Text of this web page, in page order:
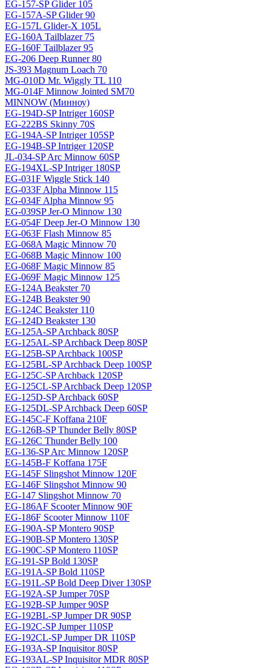
EG-157-SP Glider 105
EG-157A-SP Glider 90
EG-157L Glider-X 105L
EG-160A Tailblazer 75
EG-160F Tailblazer 95
EG-206 Deep Runner 80
JS-393 Magnum Loach 70
MG-010D Mr. Wiggly TL 110
MG-014F Minnow Jointed SM70
MINNOW (Минноу)
EG-194D-SP Intriger 160SP
EG-222BS Skinny 70S
EG-194A-SP Intriger 105SP
EG-194B-SP Intriger 120SP
JL-034-SP Arc Minnow 60SP
EG-194XL-SP Intriger 180SP
EG-031F Wiggle Stick 140
EG-033F Alpha Minnow 115
EG-034F Alpha Minnow 95
EG-039SP Jer-O Minnow 130
EG-054F Deep Jer-O Minnow 130
EG-063F Flash Minnow 85
EG-068A Magic Minnow 70
EG-068B Magic Minnow 100
EG-068F Magic Minnow 85
EG-069F Magiс Minnow 125
EG-124A Beakster 70
EG-124B Beakster 90
EG-124C Beakster 110
EG-124D Beakster 130
EG-125A-SP Archback 80SP
EG-125AL-SP Archback Deep 80SP
EG-125B-SP Archback 100SP
EG-125BL-SP Archback Deep 100SP
EG-125C-SP Archback 120SP
EG-125CL-SP Archback Deep 120SP
EG-125D-SP Archback 60SP
EG-125DL-SP Archback Deep 60SP
EG-145C-F Koffana 210F
EG-126B-SP Thunder Belly 80SP
EG-126C Thunder Belly 100
EG-136-SP Arc Minnow 120SP
EG-145B-F Koffana 175F
EG-145F Slingshot Minnow 120F
EG-146F Slingshot Minnow 90
EG-147 Slingshot Minnow 70
EG-186AF Scooter Minnow 90F
EG-186F Scooter Minnow 110F
EG-190A-SP Montero 90SP
EG-190B-SP Montero 130SP
EG-190C-SP Montero 110SP
EG-191-SP Bold 130SP
EG-191A-SP Bold 110SP
EG-191L-SP Bold Deep Diver 130SP
EG-192A-SP Jumper 70SP
EG-192B-SP Jumper 90SP
EG-192BL-SP Jumper DR 90SP
EG-192C-SP Jumper 110SP
EG-192CL-SP Jumper DR 110SP
EG-193A-SP Inquisitor 80SP
EG-193AL-SP Inquisitor MDR 80SP